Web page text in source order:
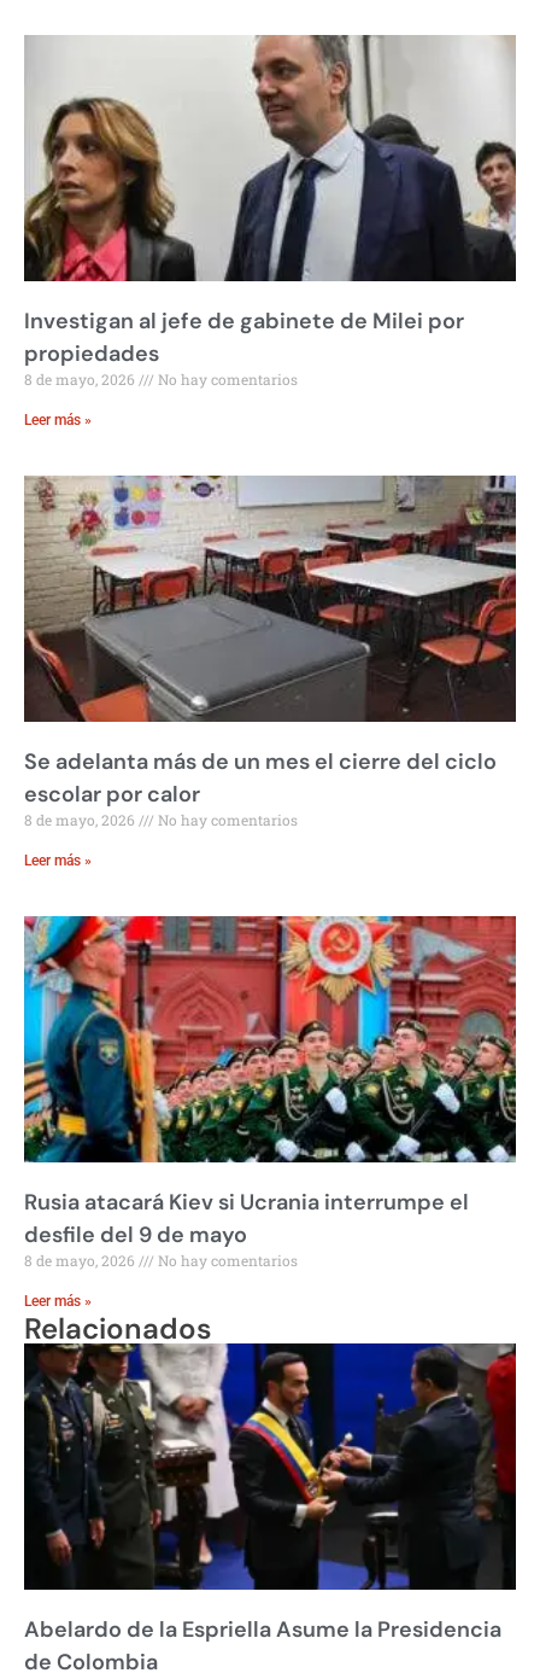
Investigan al jefe de gabinete de Milei por
propiedades
8 de mayo, 2026 No hay comentarios
Leer más »
Se adelanta más de un mes el cierre del ciclo
escolar por calor
8 de mayo, 2026 No hay comentarios
Leer más »
Rusia atacará Kiev si Ucrania interrumpe el
desfile del 9 de mayo
8 de mayo, 2026 No hay comentarios
Leer más »
Relacionados
Abelardo de la Espriella Asume la Presidencia
de Colombia